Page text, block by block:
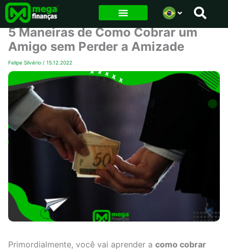
para
conteúdo
5 Maneiras de Como Cobrar um
Amigo sem Perder a Amizade
Felipe Silvério / 15.12.2022
Primordialmente, você vai aprender a como cobrar